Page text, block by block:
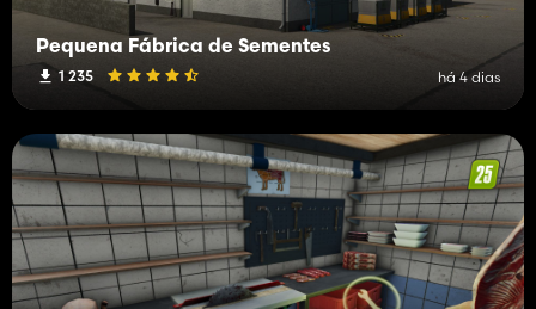
Pequena Fábrica de Sementes
1 235 há 4 dias